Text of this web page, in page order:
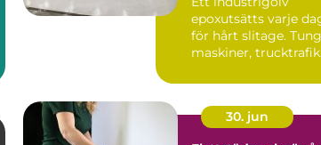
epoxutsätts varje
för hårt slitage.
maskiner,
30. jun